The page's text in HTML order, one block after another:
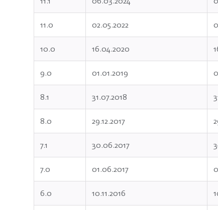
11.0 02.05.2022
10.0 16.04.2020
9.0 01.01.2019
8.1 31.07.2018
8.0 29.12.2017
7.1 30.06.2017
7.0 01.06.2017
6.0 10.11.2016